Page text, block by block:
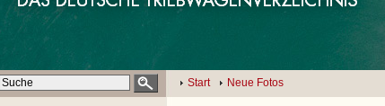
Start Neue Fotos